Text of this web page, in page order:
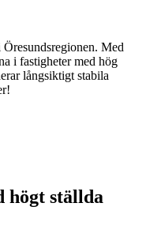
Med
i fastigheter med hög
långsiktigt stabila
högt ställda